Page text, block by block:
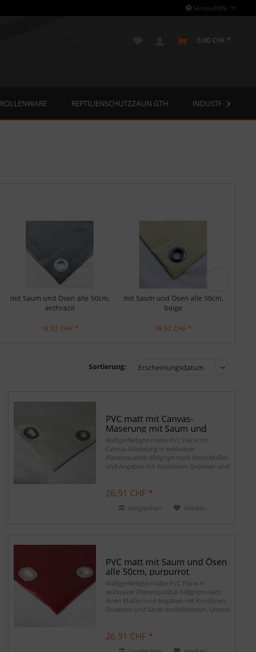
Service/Hilfe
0.00 CHF *
ROLLENWARE REPTILIENSCHUTZZAUN GTH INDUSTRIEPLANE

mit Saum und Ösen alle 50cm,
anthrazit
18.92 CHF *
mit Saum und Ösen alle 50cm,
beige
18.92 CHF *
Sortierung:
PVC matt mit Canvas-
Maserung mit Saum und
Ösen...
Maßgerfertigte matte PVC Plane mit
Canvas-Maserung in exklusiver
Planenqualität 650g/qm nach Ihren Maßen
und Angaben mit Rundösen, Ovalösen und
rundum...
26.91 CHF *
Vergleichen Merken
PVC matt mit Saum und Ösen
alle 50cm, purpurrot
Maßgerfertigte matte PVC Plane in
exklusiver Planenqualität 640g/qm nach
Ihren Maßen und Angaben mit Rundösen,
Ovalösen und Saum konfektioniert. Unsere
Saum in der...
26.91 CHF *